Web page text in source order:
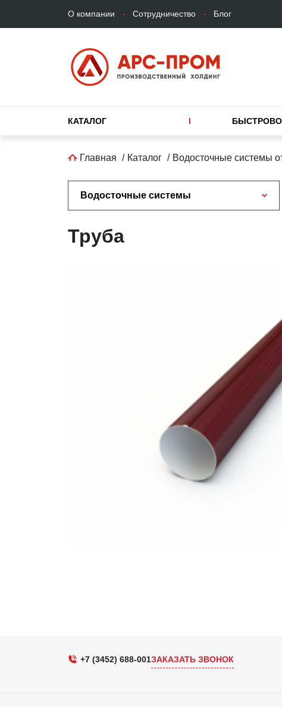
Верхнее
меню
О компании Сотрудничество Блог
Основная
КАТАЛОГ
Строка
Главная Каталог Водосточные системы
Водосточные системы
Труба
+7 (3452) 688-001ЗАКАЗАТЬ ЗВОНОК